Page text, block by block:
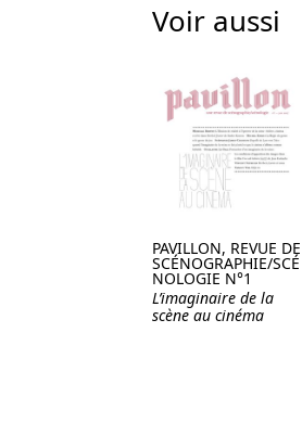
Voir aussi
PAVILLON, REVUE DE
SCÉNOGRAPHIE/SCÉ
NOLOGIE N°1
L’imaginaire de la
scène au cinéma